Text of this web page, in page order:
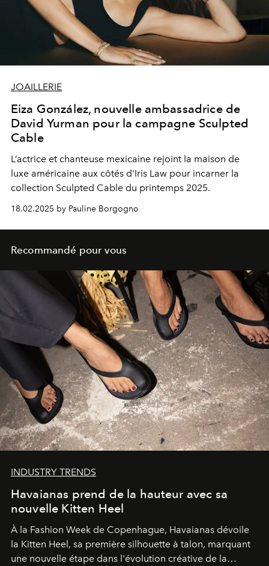
JOAILLERIE
Eiza González, nouvelle ambassadrice de
David Yurman pour la campagne Sculpted
Cable
L’actrice et chanteuse mexicaine rejoint la maison de
luxe américaine aux côtés d'Iris Law pour incarner la
collection Sculpted Cable du printemps 2025.
18.02.2025 by Pauline Borgogno
Recommandé pour vous
INDUSTRY TRENDS
Havaianas prend de la hauteur avec sa
nouvelle Kitten Heel
À la Fashion Week de Copenhague, Havaianas dévoile
la Kitten Heel, sa première silhouette à talon, marquant
une nouvelle étape dans l'évolution créative de la